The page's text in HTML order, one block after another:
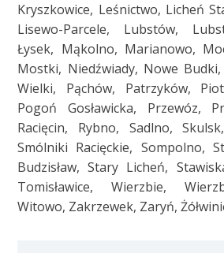
Kryszkowice, Leśnictwo, Licheń
Lisewo-Parcele, Lubstów,
Łysek, Mąkolno, Marianowo,
Mostki, Niedźwiady, Nowe Budki,
Wielki, Pąchów, Patrzyków,
Pogoń Gosławicka, Przewóz,
Racięcin, Rybno, Sadlno,
Smólniki Racięckie, Sompolno,
Budzisław, Stary Licheń,
Tomisławice, Wierzbie,
Witowo, Zakrzewek, Zaryń,